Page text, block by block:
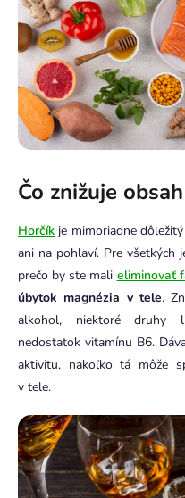
Čo znižuje
Horčík je mimoriadne
ani na pohlaví. Pre všetkých
prečo by ste mali eliminovať
úbytok magnézia v tele.
alkohol, niektoré druhy
nedostatok vitamínu B6.
aktivitu, nakoľko tá môže
v tele.